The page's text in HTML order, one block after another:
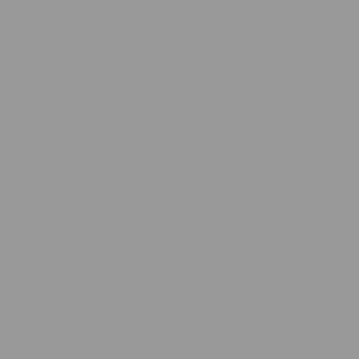
autres sources d'information.
soumis à nos politiques d'avis et